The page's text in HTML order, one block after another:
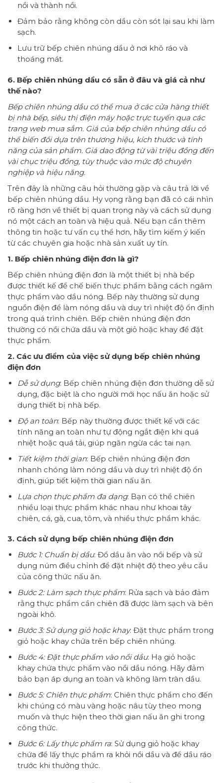
nồi và thành nồi.
Đảm bảo rằng không còn dầu còn sót lại sau khi làm
sạch.
Lưu trữ bếp chiên nhúng dầu ở nơi khô ráo và
thoáng mát.
6. Bếp chiên nhúng dầu có sẵn ở đâu và giá cả như
thế nào?
Bếp chiên nhúng dầu có thể mua ở các cửa hàng thiết
bị nhà bếp, siêu thị điện máy hoặc trực tuyến qua các
trang web mua sắm. Giá của bếp chiên nhúng dầu có
thể biến đổi dựa trên thương hiệu, kích thước và tính
năng của sản phẩm. Giá dao động từ vài triệu đồng đến
vài chục triệu đồng, tùy thuộc vào mức độ chuyên
nghiệp và hiệu năng.
Trên đây là những câu hỏi thường gặp và câu trả lời về
bếp chiên nhúng dầu. Hy vọng rằng bạn đã có cái nhìn
rõ ràng hơn về thiết bị quan trọng này và cách sử dụng
nó một cách an toàn và hiệu quả. Nếu bạn cần thêm
thông tin hoặc tư vấn cụ thể hơn, hãy tìm kiếm ý kiến
từ các chuyên gia hoặc nhà sản xuất uy tín.
1. Bếp chiên nhúng điện đơn là gì?
Bếp chiên nhúng điện đơn là một thiết bị nhà bếp
được thiết kế để chế biến thực phẩm bằng cách ngâm
thực phẩm vào dầu nóng. Bếp này thường sử dụng
nguồn điện để làm nóng dầu và duy trì nhiệt độ ổn định
trong quá trình chiên. Bếp chiên nhúng điện đơn
thường có nồi chứa dầu và một giỏ hoặc khay để đặt
thực phẩm.
2. Các ưu điểm của việc sử dụng bếp chiên nhúng
điện đơn
Dễ sử dụng: Bếp chiên nhúng điện đơn thường dễ sử
dụng, đặc biệt là cho người mới học nấu ăn hoặc sử
dụng thiết bị nhà bếp.
Độ an toàn: Bếp này thường được thiết kế với các
tính năng an toàn như tự động ngắt điện khi quá
nhiệt hoặc quá tải, giúp ngăn ngừa các tai nạn.
Tiết kiệm thời gian: Bếp chiên nhúng điện đơn
nhanh chóng làm nóng dầu và duy trì nhiệt độ ổn
định, giúp tiết kiệm thời gian nấu ăn.
Lựa chọn thực phẩm đa dạng: Bạn có thể chiên
nhiều loại thực phẩm khác nhau như khoai tây
chiên, cá, gà, cua, tôm, và nhiều thực phẩm khác.
3. Cách sử dụng bếp chiên nhúng điện đơn
Bước 1: Chuẩn bị dầu: Đổ dầu ăn vào nồi bếp và sử
dụng núm điều chỉnh để đặt nhiệt độ theo yêu cầu
của công thức nấu ăn.
Bước 2: Làm sạch thực phẩm: Rửa sạch và bảo đảm
rằng thực phẩm cần chiên đã được làm sạch và bên
ngoài khô.
Bước 3: Sử dụng giỏ hoặc khay: Đặt thực phẩm trong
giỏ hoặc khay chứa trên bếp chiên nhúng.
Bước 4: Đặt thực phẩm vào nồi dầu: Hạ giỏ hoặc
khay chứa thực phẩm vào nồi dầu nóng. Hãy đảm
bảo bạn áp dụng an toàn và không làm tràn dầu.
Bước 5: Chiên thực phẩm: Chiên thực phẩm cho đến
khi chúng có màu vàng hoặc nâu tùy theo mong
muốn và thực hiện theo thời gian nấu ăn ghi trong
công thức.
Bước 6: Lấy thực phẩm ra: Sử dụng giỏ hoặc khay
chứa để lấy thực phẩm ra khỏi nồi dầu và để dầu ráo
trước khi thưởng thức.